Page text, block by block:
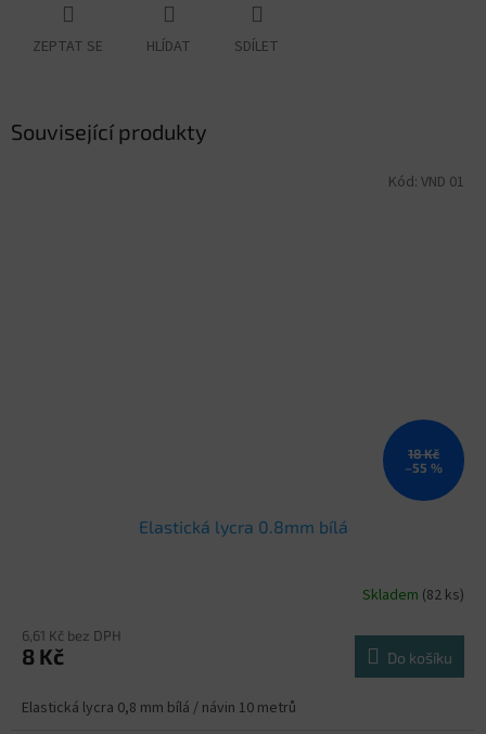
ZEPTAT SE HLÍDAT SDÍLET
Související produkty
18 Kč
–55 %
Elastická lycra 0.8mm bílá
Skladem (82 ks)
6,61 Kč bez DPH
8 Kč Do košíku
Elastická lycra 0,8 mm bílá / návin 10 metrů
Kód: VND 01